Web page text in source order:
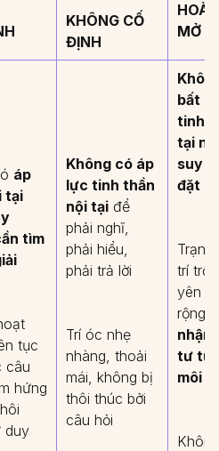
KHÔNG CỐ
ĐỊNH
MỞ
áp
tại
tìm
tục
câu
hứng
duy
Không có áp
lực tinh thần
nội tại để
phải nghĩ,
phải hiểu,
phải trả lời
Trí óc nhẹ
nhàng, thoải
mái, không bị
thôi thúc bởi
câu hỏi
bất
tinh
tại
suy
đặt
Trạng
trí
yên
rộng
nhận
tư
môi